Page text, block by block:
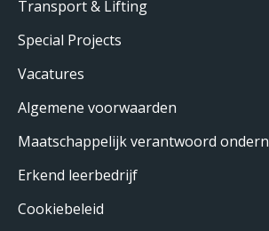
Transport & Lifting
Special Projects
Vacatures
Algemene voorwaarden
Maatschappelijk verantwoord
Erkend leerbedrijf
Cookiebeleid